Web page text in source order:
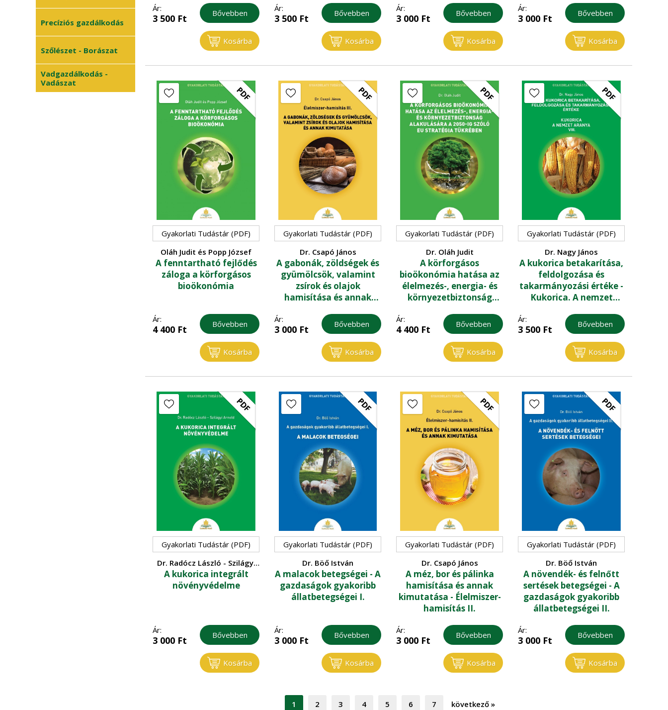
• Növényvédelem
Szántóföldi
növénytermesztés
Precíziós gazdálkodás
Szőlészet - Borászat
Vadgazdálkodás -
Vadászat
Ár:
3 500 Ft Bővebben
Kosárba
Ár:
3 500 Ft Bővebben
Kosárba
Ár:
3 000 Ft Bővebben
Kosárba
Ár:
3 000 Ft Bővebben
Kosárba
PDF
Gyakorlati Tudástár (PDF)
Oláh Judit és Popp József
A fenntartható fejlődés
záloga a körforgásos
bioökonómia
Ár:
4 400 Ft Bővebben
Kosárba
PDF
Gyakorlati Tudástár (PDF)
Dr. Csapó János
A gabonák, zöldségek és
gyümölcsök, valamint
zsírok és olajok
hamisítása és annak
hamisítás III.
Ár:
3 000 Ft Bővebben
Kosárba
PDF
Gyakorlati Tudástár (PDF)
Dr. Oláh Judit
A körforgásos
bioökonómia hatása az
élelmezés-, energia- és
környezetbiztonság
szóló EU Stratégia
tükrében
Ár:
4 400 Ft Bővebben
Kosárba
PDF
Gyakorlati Tudástár (PDF)
Dr. Nagy János
A kukorica betakarítása,
feldolgozása és
takarmányozási értéke -
Kukorica. A nemzet
Ár:
3 500 Ft Bővebben
Kosárba
PDF
Gyakorlati Tudástár (PDF)
Dr. Radócz László - Szilágyi
Arnold
A kukorica integrált
növényvédelme
Ár:
3 000 Ft Bővebben
Kosárba
PDF
Gyakorlati Tudástár (PDF)
Dr. Böő István
A malacok betegségei - A
gazdaságok gyakoribb
állatbetegségei I.
Ár:
3 000 Ft Bővebben
Kosárba
PDF
Gyakorlati Tudástár (PDF)
Dr. Csapó János
A méz, bor és pálinka
hamisítása és annak
kimutatása - Élelmiszer-
hamisítás II.
Ár:
3 000 Ft Bővebben
Kosárba
PDF
Gyakorlati Tudástár (PDF)
Dr. Böő István
A növendék- és felnőtt
sertések betegségei - A
gazdaságok gyakoribb
állatbetegségei II.
Ár:
3 000 Ft Bővebben
Kosárba
1 2 3 4 5 6 7 következő »